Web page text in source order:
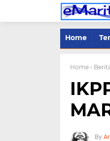
Home
Home ›